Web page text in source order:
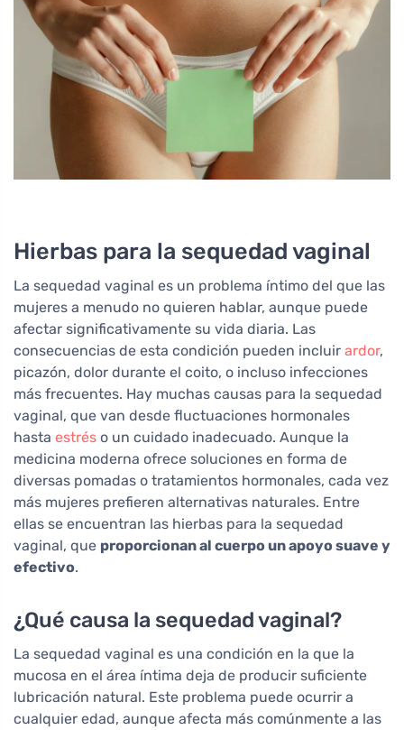
Hierbas para la sequedad vaginal
La sequedad vaginal es un problema íntimo del que las
mujeres a menudo no quieren hablar, aunque puede
afectar significativamente su vida diaria. Las
consecuencias de esta condición pueden incluir ardor,
picazón, dolor durante el coito, o incluso infecciones
más frecuentes. Hay muchas causas para la sequedad
vaginal, que van desde fluctuaciones hormonales
hasta estrés o un cuidado inadecuado. Aunque la
medicina moderna ofrece soluciones en forma de
diversas pomadas o tratamientos hormonales, cada vez
más mujeres prefieren alternativas naturales. Entre
ellas se encuentran las hierbas para la sequedad
vaginal, que proporcionan al cuerpo un apoyo suave y
efectivo.
¿Qué causa la sequedad vaginal?
La sequedad vaginal es una condición en la que la
mucosa en el área íntima deja de producir suficiente
lubricación natural. Este problema puede ocurrir a
cualquier edad, aunque afecta más comúnmente a las